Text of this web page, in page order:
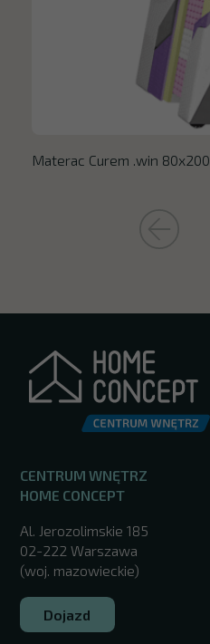
Materac Curem .win
CENTRUM WNĘTRZ
HOME CONCEPT
Al. Jerozolimskie 185
02-222 Warszawa
(woj. mazowieckie)
Dojazd